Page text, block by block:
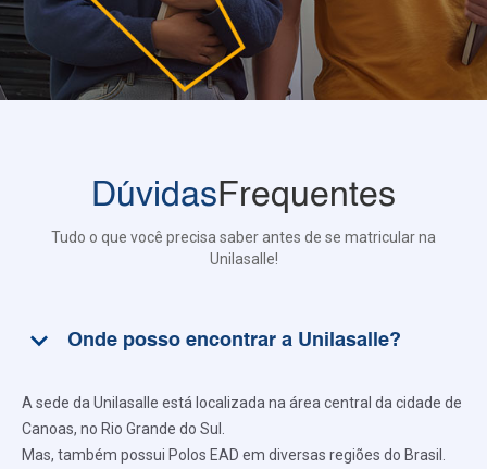
DúvidasFrequentes
Tudo o que você precisa saber antes de se matricular na
Unilasalle!
keyboard_arrow_down Onde posso encontrar a Unilasalle?
A sede da Unilasalle está localizada na área central da cidade de
Canoas, no Rio Grande do Sul.
Mas, também possui Polos EAD em diversas regiões do Brasil.